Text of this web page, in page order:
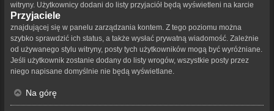
witryny. Użytkownicy dodani do listy przyjaciół będą wyświetleni na karcie
Przyjaciele
znajdującej się w panelu zarządzania kontem. Z tego poziomu można
szybko sprawdzić ich status, a także wysłać prywatną wiadomość. Zależnie
od używanego stylu witryny, posty tych użytkowników mogą być wyróżniane.
Jeśli użytkownik zostanie dodany do listy wrogów, wszystkie posty przez
niego napisane domyślnie nie będą wyświetlane.
Na górę